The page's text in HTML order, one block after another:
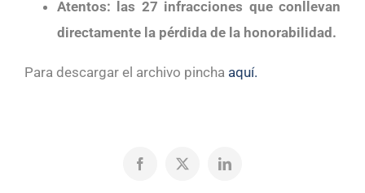
Atentos: las 27 infracciones que conllevan
directamente la pérdida de la honorabilidad.
Para descargar el archivo pincha aquí.
Facebook
X LinkedIn